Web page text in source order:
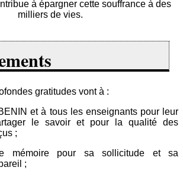
à épargner cette souffrance à des
milliers de vies.
gratitudes vont à :
et à tous les enseignants pour leur
le savoir et pour la qualité des
;
mémoire pour sa sollicitude et sa
;